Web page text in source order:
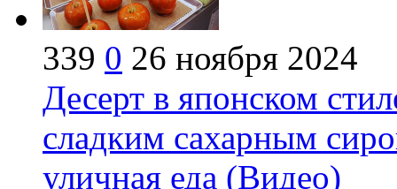
339 0 26 ноября 2024
Десерт в японском
сладким сахарным
уличная еда (Видео)